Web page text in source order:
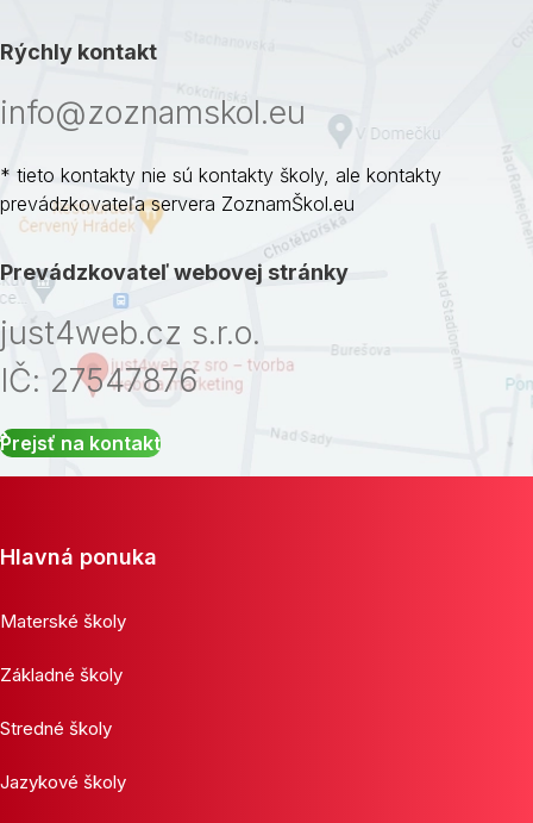
Rýchly kontakt
info@zoznamskol.eu
* tieto kontakty nie sú kontakty školy, ale kontakty
prevádzkovateľa servera ZoznamŠkol.eu
Prevádzkovateľ webovej stránky
just4web.cz s.r.o.
IČ: 27547876
Prejsť na kontakt
Hlavná ponuka
Materské školy
Základné školy
Stredné školy
Jazykové školy